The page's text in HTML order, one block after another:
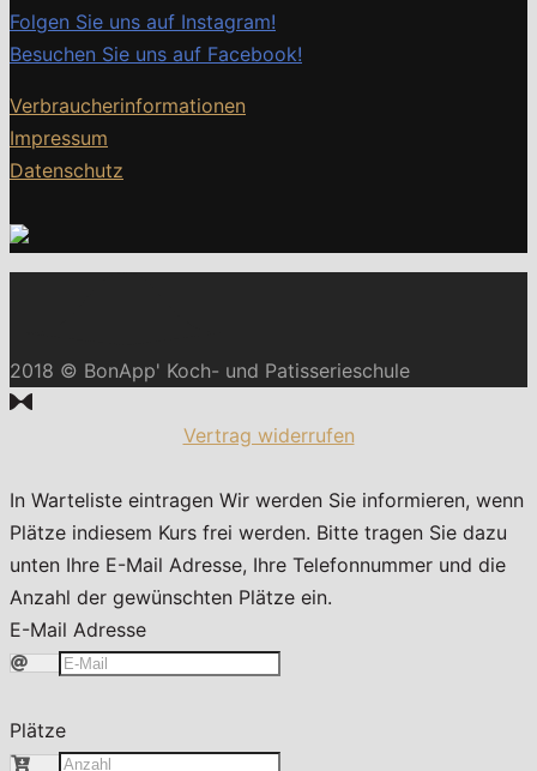
Folgen Sie uns auf Instagram!
Besuchen Sie uns auf Facebook!
Verbraucherinformationen
Impressum
Datenschutz
2018 © BonApp' Koch- und Patisserieschule
Vertrag widerrufen
In Warteliste eintragen Wir werden Sie informieren, wenn
Plätze indiesem Kurs frei werden. Bitte tragen Sie dazu
unten Ihre E-Mail Adresse, Ihre Telefonnummer und die
Anzahl der gewünschten Plätze ein.
E-Mail Adresse
Plätze